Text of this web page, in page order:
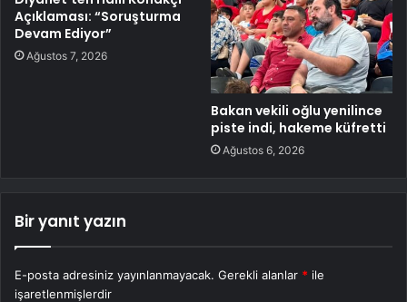
Açıklaması: “Soruşturma
Devam Ediyor”
Ağustos 7, 2026
Bakan vekili oğlu yenilince
piste indi, hakeme küfretti
Ağustos 6, 2026
Bir yanıt yazın
E-posta adresiniz yayınlanmayacak. Gerekli alanlar * ile
işaretlenmişlerdir